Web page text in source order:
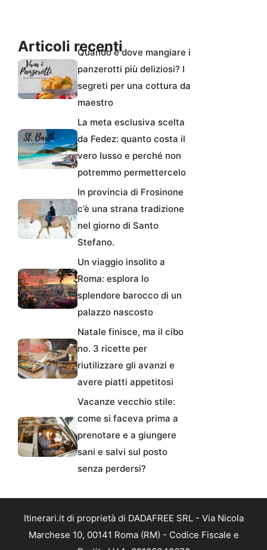
Articoli recentiQuando e dove mangiare i
panzerotti più deliziosi? I
segreti per una cottura da
maestro
La meta esclusiva scelta
da Fedez: quanto costa il
vero lusso e perché non
potremmo permettercelo
In provincia di Frosinone
c’è una strana tradizione
nel giorno di Santo
Stefano.
Un viaggio insolito a
Roma: esplora lo
splendore barocco di un
palazzo nascosto
Natale finisce, ma il cibo
no. 3 ricette per
riutilizzare gli avanzi e
avere piatti appetitosi
Vacanze vecchio stile:
come si faceva prima a
prenotare e a giungere
sani e salvi sul posto
senza perdersi?
Itinerari.it di proprietà di DADAFREE SRL - Via Nicola
Marchese 10, 00141 Roma (RM) - Codice Fiscale e